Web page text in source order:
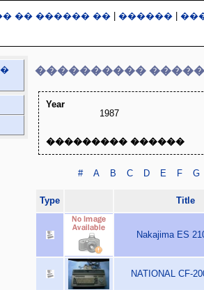
�� ������ �� ������
����������
Year
1987
��������� ������
# A B C D E F G
Type Title
Nakajima ES
NATIONAL CF-